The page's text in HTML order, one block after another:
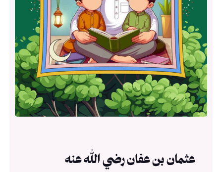
عثمان بن عفان رضي الله عنه